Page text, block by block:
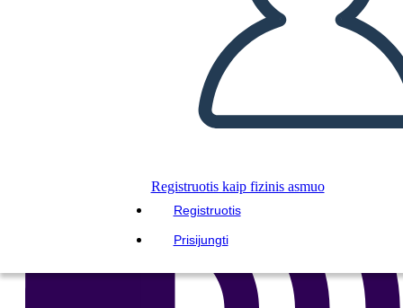
Registruotis kaip fizinis asmuo
Registruotis
Prisijungti
SUKURTI SIUŽETINĘ LENTĄ
PALEISTI SKAIDRIŲ DEMONSTRACIJĄ
SKAITYK MAN